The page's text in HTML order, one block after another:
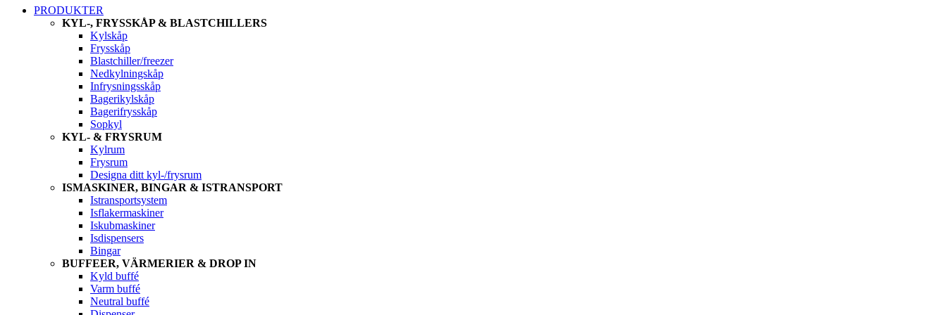
PRODUKTER
KYL-, FRYSSKÅP & BLASTCHILLERS
Kylskåp
Frysskåp
Blastchiller/freezer
Nedkylningskåp
Infrysningsskåp
Bagerikylskåp
Bagerifrysskåp
Sopkyl
KYL- & FRYSRUM
Kylrum
Frysrum
Designa ditt kyl-/frysrum
ISMASKINER, BINGAR & ISTRANSPORT
Istransportsystem
Isflakermaskiner
Iskubmaskiner
Isdispensers
Bingar
BUFFEER, VÄRMERIER & DROP IN
Kyld buffé
Varm buffé
Neutral buffé